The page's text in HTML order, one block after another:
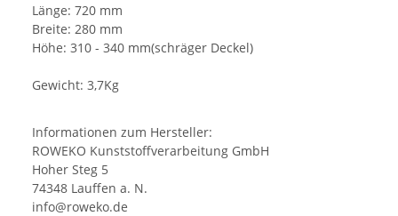
Länge: 720 mm
Breite: 280 mm
Höhe: 310 - 340 mm(schräger Deckel)
Gewicht: 3,7Kg
Informationen zum Hersteller:
ROWEKO Kunststoffverarbeitung GmbH
Hoher Steg 5
74348 Lauffen a. N.
info@roweko.de